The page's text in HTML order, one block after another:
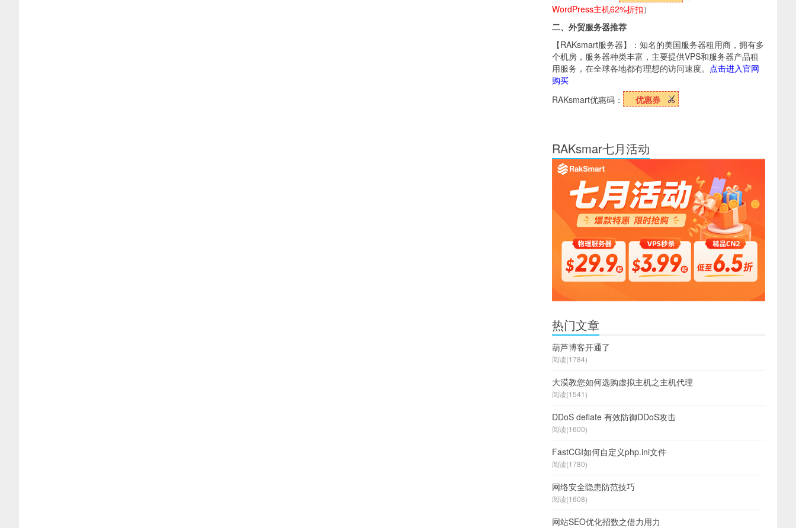
WordPress主机62%折扣）
二、外贸服务器推荐
【RAKsmart服务器】：知名的美国服务器租用商，拥有多
个机房，服务器种类丰富，主要提供VPS和服务器产品租
用服务，在全球各地都有理想的访问速度。 点击进入官网
购买
RAKsmart优惠码：
优惠券
RAKsmar七月活动
热门文章
葫芦博客开通了
阅读(1784)
大漠教您如何选购虚拟主机之主机代理
阅读(1541)
DDoS deflate 有效防御DDoS攻击
阅读(1600)
FastCGI如何自定义php.ini文件
阅读(1780)
网络安全隐患防范技巧
阅读(1608)
网站SEO优化招数之借力用力